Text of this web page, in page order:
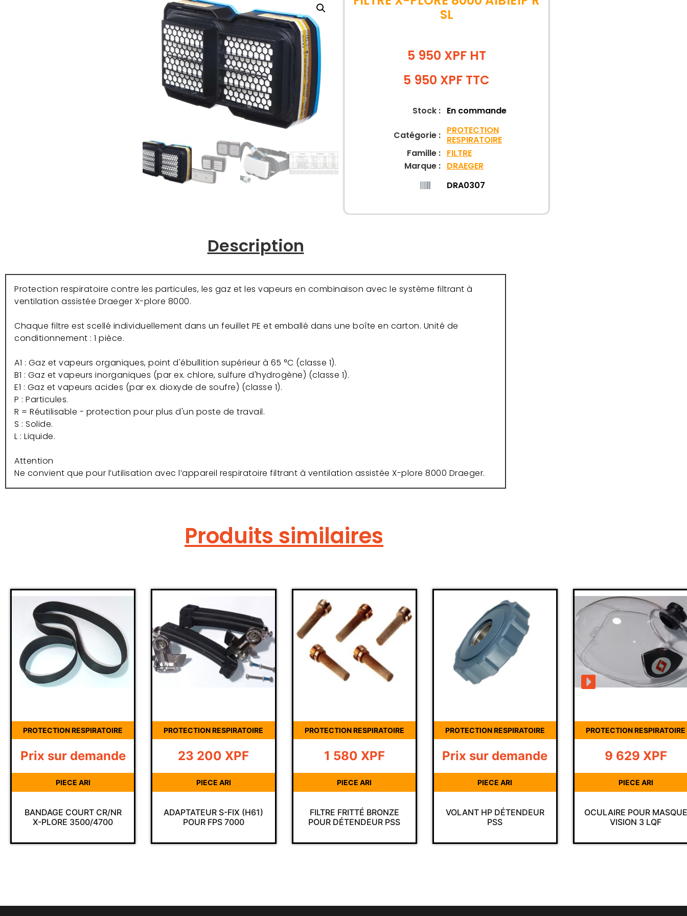
SL
5 950 XPF HT
5 950 XPF TTC
Stock : En commande
Catégorie :PROTECTION
RESPIRATOIRE
Famille : FILTRE
Marque : DRAEGER
DRA0307
Description
Protection respiratoire contre les particules, les gaz et les vapeurs en combinaison avec le système filtrant à
ventilation assistée Draeger X-plore 8000.
Chaque filtre est scellé individuellement dans un feuillet PE et emballé dans une boîte en carton. Unité de
conditionnement : 1 pièce.
A1 : Gaz et vapeurs organiques, point d'ébullition supérieur à 65 °C (classe 1).
B1 : Gaz et vapeurs inorganiques (par ex. chlore, sulfure d'hydrogène) (classe 1).
E1 : Gaz et vapeurs acides (par ex. dioxyde de soufre) (classe 1).
P : Particules.
R = Réutilisable - protection pour plus d'un poste de travail.
S : Solide.
L : Liquide.
Attention
Ne convient que pour l’utilisation avec l’appareil respiratoire filtrant à ventilation assistée X-plore 8000 Draeger.
Produits similaires
PROTECTION RESPIRATOIRE
BANDAGE COURT CR/NR
X-PLORE 3500/4700
Prix sur demande
PIECE ARI
PROTECTION RESPIRATOIRE
ADAPTATEUR S-FIX (H61)
POUR FPS 7000
23 200 XPF
PIECE ARI
PROTECTION RESPIRATOIRE
FILTRE FRITTÉ BRONZE
POUR DÉTENDEUR PSS
1 580 XPF
PIECE ARI
PROTECTION RESPIRATOIRE
VOLANT HP DÉTENDEUR
PSS
Prix sur demande
PIECE ARI
PROTECTION RESPIRATOIRE
OCULAIRE POUR MASQUE
VISION 3 LQF
9 629 XPF
PIECE ARI